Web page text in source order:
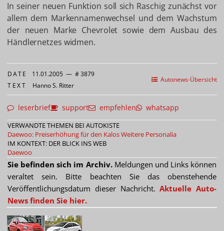
In seiner neuen Funktion soll sich Raschig zunächst vor
allem dem Markennamenwechsel und dem Wachstum
der neuen Marke Chevrolet sowie dem Ausbau des
Händlernetzes widmen.
Autonews-Übersicht
DATE 11.01.2005 — # 3879
TEXT Hanno S. Ritter
leserbrief support empfehlen whatsapp
VERWANDTE THEMEN BEI AUTOKISTE
Daewoo: Preiserhöhung für den KalosWeitere Personalia
IM KONTEXT: DER BLICK INS WEB
Daewoo
Sie befinden sich im Archiv.Meldungen und Links können
veraltet sein. Bitte beachten Sie das obenstehende
Veröffentlichungsdatum dieser Nachricht.Aktuelle Auto-
News finden Sie hier.